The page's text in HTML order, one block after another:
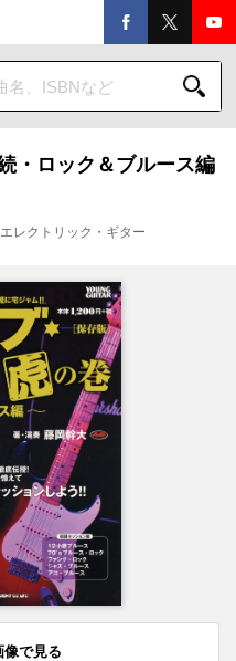
・ロック＆ブルース編
エレクトリック・ギター
像で見る